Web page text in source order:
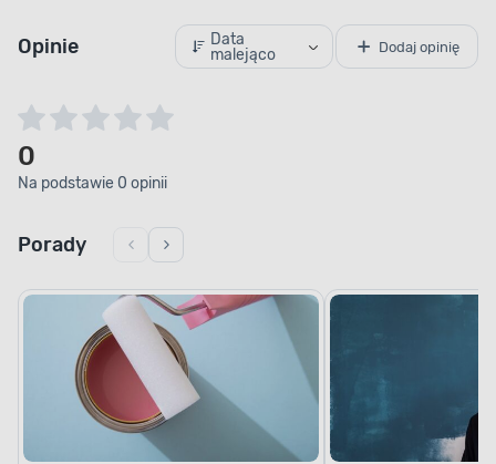
Opinie
Data
malejąco
Dodaj opinię
0
Na podstawie 0 opinii
Porady